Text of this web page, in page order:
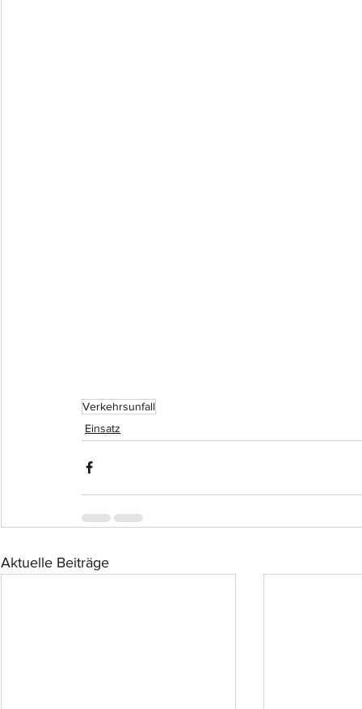
Verkehrsunfall
Einsatz
Aktuelle Beiträge